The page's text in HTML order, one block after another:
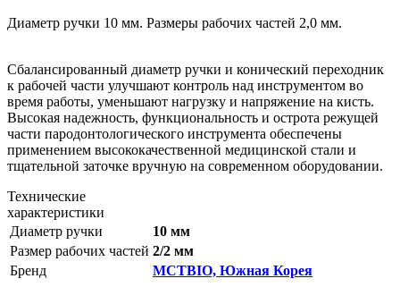
Диаметр ручки 10 мм. Размеры рабочих частей 2,0 мм.
Сбалансированный диаметр ручки и конический переходник
к рабочей части улучшают контроль над инструментом во
время работы, уменьшают нагрузку и напряжение на кисть.
Высокая надежность, функциональность и острота режущей
части пародонтологического инструмента обеспечены
применением высококачественной медицинской стали и
тщательной заточке вручную на современном оборудовании.
Технические
характеристики
Диаметр ручки
10 мм
Размер рабочих частей 2/2 мм
Бренд
MCTBIO, Южная Корея